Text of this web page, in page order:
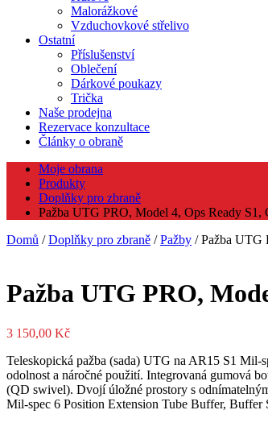
Malorážkové
Vzduchovkové střelivo
Ostatní
Příslušenství
Oblečení
Dárkové poukazy
Trička
Naše prodejna
Rezervace konzultace
Články o obraně
Moje obrana
Produkty
Doplňky pro zbraně
Pažba UTG PRO, Model 4, Ops Ready S1,
Domů /Doplňky pro zbraně /Pažby / Pažba UTG
Pažba UTG PRO,
3 150,00 Kč
Teleskopická pažba (sada) UTG na AR15 S1 Mil-
odolnost a náročné použití. Integrovaná gumová
(QD swivel). Dvojí úložné prostory s
Mil-spec 6 Position Extension Tube Buffer,